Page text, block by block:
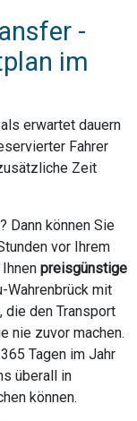
-
im
erwartet dauern
Fahrer
Zeit
Dann können Sie
vor Ihrem
preisgünstige
Wahrenbrück mit
die den Transport
nie zuvor machen.
Tagen im Jahr
überall in
können.